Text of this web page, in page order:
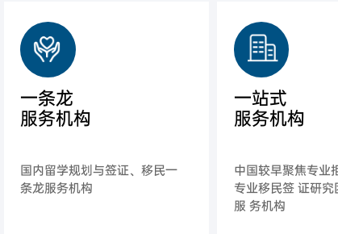
一条龙
服务机构
国内留学规划与签证、移民一
条龙服务机构
一站式
服务机构
中国较早聚焦专业
专业移民签 证研究
服 务机构